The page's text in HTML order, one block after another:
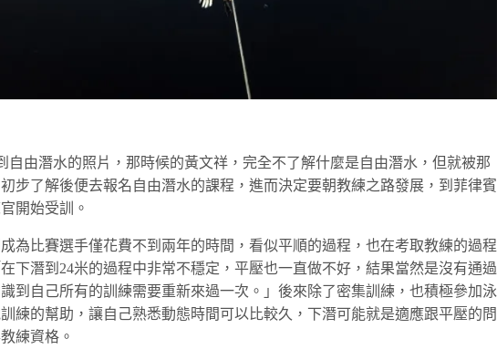
自由潛水的照片，那時候的黃文祥，完全不了解什麼是自由潛水，但就被那
步了解後便去報名自由潛水的課程，進而決定要朝教練之路發展，到菲律賓
開始受訓。
為比賽選手僅花費不到兩年的時間，看似平順的過程，也在考取教練的過程
下潛到24米的過程中非常不穩定，平壓也一直做不好，結果當然是沒有通過
到自己所有的訓練需要重新來過一次。」後來除了密集訓練，也積極參加泳
練的幫助，讓自己熟悉動態時間可以比較久，下潛可能就是適應跟平壓的問
練資格。